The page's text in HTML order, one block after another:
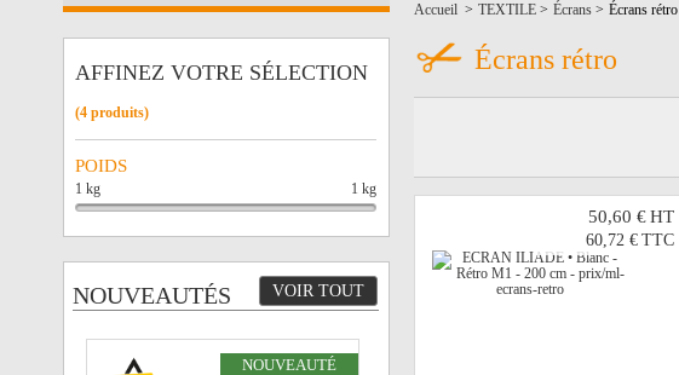
Accueil > TEXTILE > Écrans > Écrans rétro
Écrans rétro
50,60 €HT
60,72 € TTC
AFFINEZ VOTRE SÉLECTION
(4 produits)
POIDS
1 kg 1 kg
NOUVEAUTÉS VOIR TOUT
NOUVEAUTÉ